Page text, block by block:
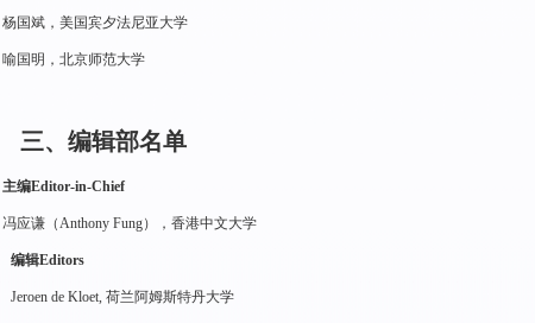
杨国斌，美国宾夕法尼亚大学
喻国明，北京师范大学
三、编辑部名单
主编Editor-in-Chief
冯应谦（Anthony Fung），香港中文大学
编辑Editors
Jeroen de Kloet, 荷兰阿姆斯特丹大学